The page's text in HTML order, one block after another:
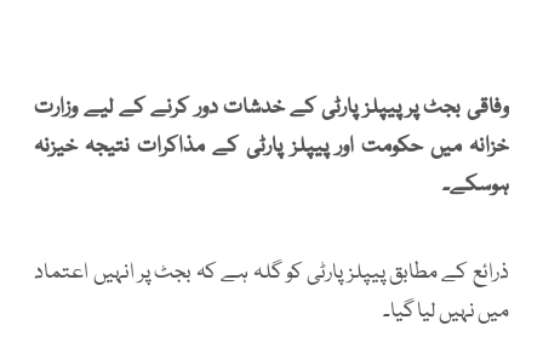
وفاقی بجٹ پر پیپلز پارٹی کے خدشات دور کرنے کے لیے وزارت
خزانہ میں حکومت اور پیپلز پارٹی کے مذاکرات نتیجہ خیزنہ
ہوسکے۔
ذرائع کے مطابق پیپلز پارٹی کو گلہ ہے کہ بجٹ پر انہیں اعتماد
میں نہیں لیا گیا۔